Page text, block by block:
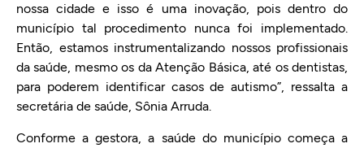
nossa cidade e isso é uma inovação, pois dentro do
município tal procedimento nunca foi implementado.
Então, estamos instrumentalizando nossos profissionais
da saúde, mesmo os da Atenção Básica, até os dentistas,
para poderem identificar casos de autismo”, ressalta a
secretária de saúde, Sônia Arruda.
Conforme a gestora, a saúde do município começa a